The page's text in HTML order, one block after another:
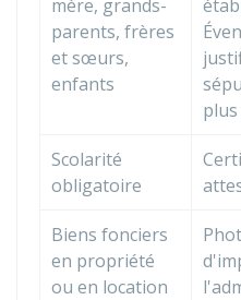
mère, grands-
parents, frères
et sœurs,
enfants
Scolarité
obligatoire
Biens fonciers
en propriété
ou en location